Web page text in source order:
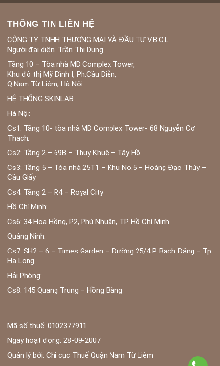
THÔNG TIN LIÊN HỆ
CÔNG TY TNHH THƯƠNG MẠI VÀ ĐẦU TƯ V.B.C.L
Người đại diện: Trần Thị Dung
Tầng 10 – Tòa nhà MD Complex Tower,
Khu đô thị Mỹ Đình I, Ph.Cầu Diễn,
Q.Nam Từ Liêm, Hà Nội.
HỆ THỐNG SKINLAB
Hà Nội:
Cs1: Tầng 10- tòa nhà MD Complex Tower- 68 Nguyễn Cơ
Thạch.
Cs2: Tầng 2 – 69B – Thụy Khuê – Tây Hồ
Cs3: Tầng 5 – Tòa nhà 25T1 – Khu No.5 – Hoàng Đạo Thúy –
Cầu Giấy
Cs4: Tầng 2 – R4 – Royal City
Hồ Chí Minh:
Cs6: 34 Hoa Hồng, P2, Phú Nhuận, TP Hồ Chí Minh
Quảng Ninh:
Cs7: SH2 – 6 – Times Garden – Đường 25/4 P. Bạch Đằng – Tp
Hạ Long
Hải Phòng:
Cs8: 145 Quang Trung – Hồng Bàng
Mã số thuế: 0102377911
Ngày hoạt động: 28-09-2007
Quản lý bởi: Chi cục Thuế Quận Nam Từ Liêm